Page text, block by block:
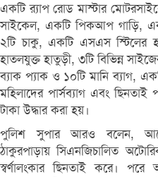
একটি র‍্যাপ রোড মাস্টার
সাইকেল, একটি পিকআপ গাড়ি,
২টি চাকু, একটি এসএস স্টিলের
হাতলযুক্ত হাতুড়ী, ৩টি বিভিন্ন
ব্যাক প্যাক ও ১০টি মানি ব্যাগ,
মহিলাদের পার্সব্যাগ এবং
টাকা উদ্ধার করা হয়।
পুলিশ সুপার আরও বলেন,
ঠাকুরপাড়ায় সিএনজিচালিত
স্বর্ণালংকার ছিনতাই করে।